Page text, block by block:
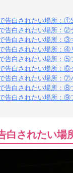
告白されたい場所：
告白されたい場所：②
告白されたい場所：③
告白されたい場所：④
告白されたい場所：⑤
告白されたい場所：⑥
告白されたい場所：⑦
告白されたい場所：⑧
告白されたい場所：⑨
白されたい